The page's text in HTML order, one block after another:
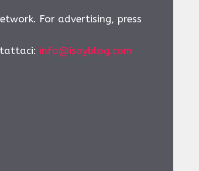
For advertising, press
info@isayblog.com